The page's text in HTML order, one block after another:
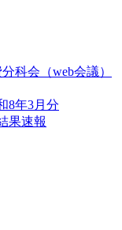
科会（web会議）
8年3月分
果速報